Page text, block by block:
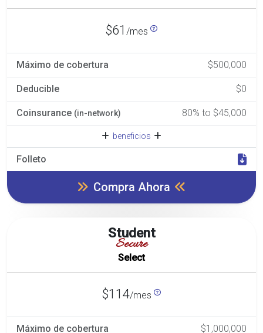
$61 /mes
Máximo de cobertura $500,000
Deducible $0
Coinsurance (in-network) 80% to $45,000
beneficios
Folleto
Compra Ahora
Student
Secure
Select
$114/mes
Máximo de cobertura $1,000,000